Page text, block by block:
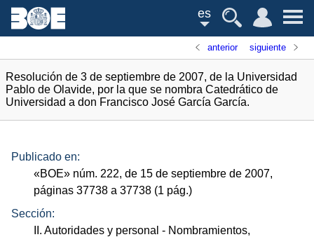
es
anterior siguiente
Resolución de 3 de septiembre de 2007, de la Universidad
Pablo de Olavide, por la que se nombra Catedrático de
Universidad a don Francisco José García García.
Publicado en:
«BOE» núm. 222, de 15 de septiembre de 2007,
páginas 37738 a 37738 (1 pág.)
Sección:
II. Autoridades y personal - Nombramientos,